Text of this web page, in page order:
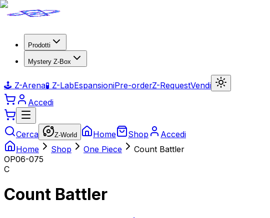
Prodotti
Mystery Z-Box
🕹️ Z-Arena🧪 Z-LabEspansioniPre-orderZ-RequestVendi
Accedi
Cerca Z-World Home Shop
Accedi
Home
Shop One Piece
Count Battler
OP06-075
C
Count Battler